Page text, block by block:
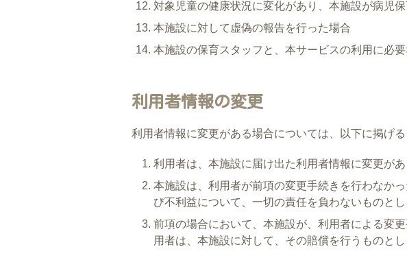
対象児童の健康状況に変化があり、本施設が病児
本施設に対して虚偽の報告を行った場合
本施設の保育スタッフと、本サービスの利用に必
利用者情報の変更
利用者情報に変更がある場合については、以下に掲げる
利用者は、本施設に届け出た利用者情報に変更が
本施設は、利用者が前項の変更手続きを行わなか
び不利益について、一切の責任を負わないものとし
前項の場合において、本施設が、利用者による変
用者は、本施設に対して、その賠償を行うものとし